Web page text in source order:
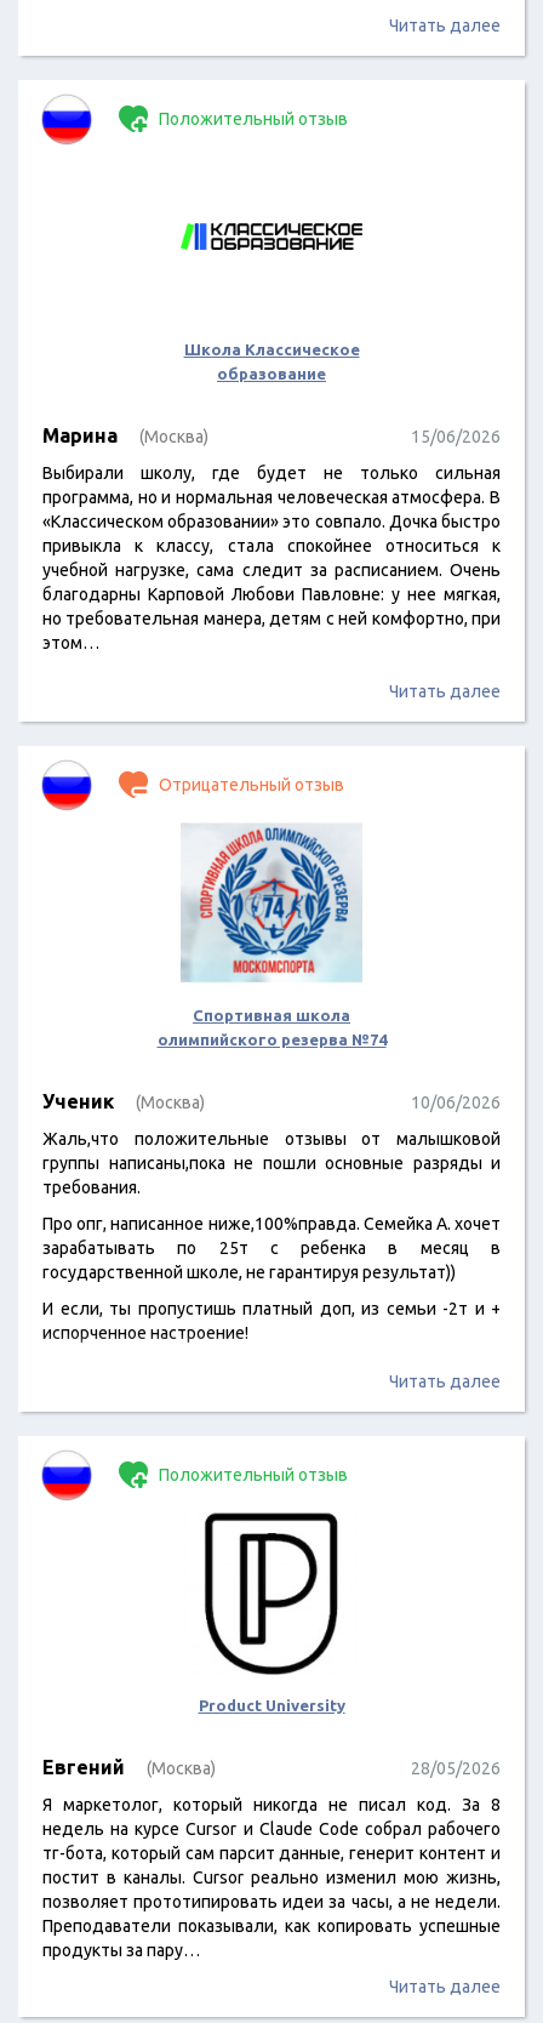
Читать далее
Положительный отзыв
Школа Классическое
образование
Марина (Москва)
15/06/2026
Выбирали школу, где будет не только сильная
программа, но и нормальная человеческая атмосфера. В
«Классическом образовании» это совпало. Дочка быстро
привыкла к классу, стала спокойнее относиться к
учебной нагрузке, сама следит за расписанием. Очень
благодарны Карповой Любови Павловне: у нее мягкая,
но требовательная манера, детям с ней комфортно, при
этом…
Читать далее
Отрицательный отзыв
Спортивная школа
олимпийского резерва №74
Ученик (Москва)
10/06/2026
Жаль,что положительные отзывы от малышковой
группы написаны,пока не пошли основные разряды и
требования.
Про опг, написанное ниже,100%правда. Семейка А. хочет
зарабатывать по 25т с ребенка в месяц в
государственной школе, не гарантируя результат))
И если, ты пропустишь платный доп, из семьи -2т и +
испорченное настроение!
Читать далее
Положительный отзыв
Product University
Евгений (Москва)
28/05/2026
Я маркетолог, который никогда не писал код. За 8
недель на курсе Cursor и Claude Code собрал рабочего
тг-бота, который сам парсит данные, генерит контент и
постит в каналы. Cursor реально изменил мою жизнь,
позволяет прототипировать идеи за часы, а не недели.
Преподаватели показывали, как копировать успешные
продукты за пару…
Читать далее